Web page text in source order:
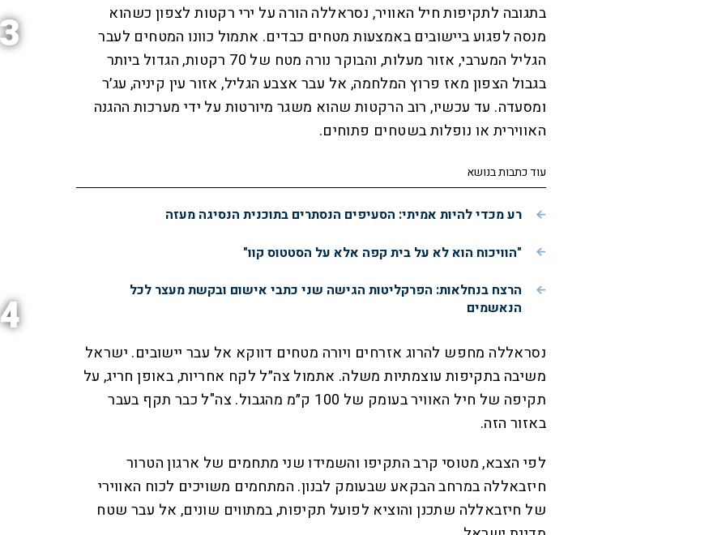
a
y
0
.
%
e
n
r
a
o
בתגובה לתקיפות חיל האוויר, נסראללה הורה על ירי רקטות לצפון כשהוא
מנסה לפגוע ביישובים באמצעות מטחים כבדים. אתמול כוונו המטחים לעבר
הגליל המערבי, אזור מעלות, והבוקר נורה מטח של 70 רקטות, הגדול ביותר
בגבול הצפון מאז פרוץ המלחמה, אל עבר אצבע הגליל, אזור עין קיניה, עג׳ר
ומסעדה. עד עכשיו, רוב הרקטות שהוא משגר מיורטות על ידי מערכות ההגנה
האווירית או נופלות בשטחים פתוחים.
עוד כתבות בנושא
רע מכדי להיות אמיתי: הסעיפים הנסתרים בתוכנית הנסיגה מעזה
"הוויכוח הוא לא על בית קפה אלא על הסטטוס קוו"
הרצח בנחלאות: הפרקליטות הגישה שני כתבי אישום ובקשת מעצר לכל
הנאשמים
נסראללה מחפש להרוג אזרחים ויורה מטחים דווקא אל עבר יישובים. ישראל
משיבה בתקיפות עוצמתיות משלה. אתמול צה״ל לקח אחריות, באופן חריג, על
תקיפה של חיל האוויר בעומק של 100 ק״מ מהגבול. צה"ל כבר תקף בעבר
באזור הזה.
לפי הצבא, מטוסי קרב התקיפו והשמידו שני מתחמים של ארגון הטרור
חיזבאללה במרחב הבקאע שבעומק לבנון. המתחמים משויכים לכוח האווירי
של חיזבאללה שתכנן והוציא לפועל תקיפות, במתווים שונים, אל עבר שטח